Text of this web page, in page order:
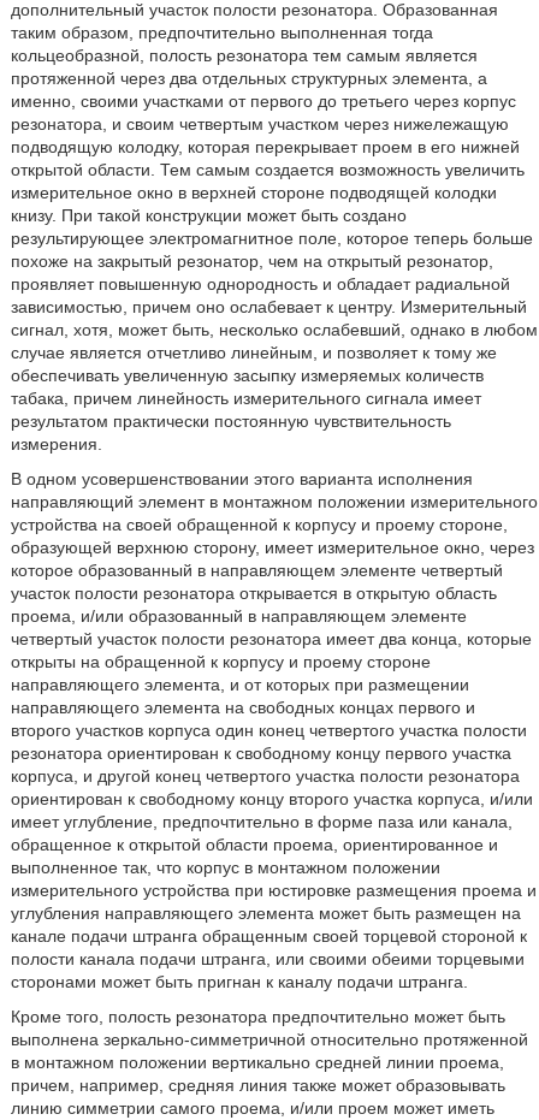
дополнительный участок полости резонатора. Образованная
таким образом, предпочтительно выполненная тогда
кольцеобразной, полость резонатора тем самым является
протяженной через два отдельных структурных элемента, а
именно, своими участками от первого до третьего через корпус
резонатора, и своим четвертым участком через нижележащую
подводящую колодку, которая перекрывает проем в его нижней
открытой области. Тем самым создается возможность увеличить
измерительное окно в верхней стороне подводящей колодки
книзу. При такой конструкции может быть создано
результирующее электромагнитное поле, которое теперь больше
похоже на закрытый резонатор, чем на открытый резонатор,
проявляет повышенную однородность и обладает радиальной
зависимостью, причем оно ослабевает к центру. Измерительный
сигнал, хотя, может быть, несколько ослабевший, однако в любом
случае является отчетливо линейным, и позволяет к тому же
обеспечивать увеличенную засыпку измеряемых количеств
табака, причем линейность измерительного сигнала имеет
результатом практически постоянную чувствительность
измерения.
В одном усовершенствовании этого варианта исполнения
направляющий элемент в монтажном положении измерительного
устройства на своей обращенной к корпусу и проему стороне,
образующей верхнюю сторону, имеет измерительное окно, через
которое образованный в направляющем элементе четвертый
участок полости резонатора открывается в открытую область
проема, и/или образованный в направляющем элементе
четвертый участок полости резонатора имеет два конца, которые
открыты на обращенной к корпусу и проему стороне
направляющего элемента, и от которых при размещении
направляющего элемента на свободных концах первого и
второго участков корпуса один конец четвертого участка полости
резонатора ориентирован к свободному концу первого участка
корпуса, и другой конец четвертого участка полости резонатора
ориентирован к свободному концу второго участка корпуса, и/или
имеет углубление, предпочтительно в форме паза или канала,
обращенное к открытой области проема, ориентированное и
выполненное так, что корпус в монтажном положении
измерительного устройства при юстировке размещения проема и
углубления направляющего элемента может быть размещен на
канале подачи штранга обращенным своей торцевой стороной к
полости канала подачи штранга, или своими обеими торцевыми
сторонами может быть пригнан к каналу подачи штранга.
Кроме того, полость резонатора предпочтительно может быть
выполнена зеркально-симметричной относительно протяженной
в монтажном положении вертикально средней линии проема,
причем, например, средняя линия также может образовывать
линию симметрии самого проема, и/или проем может иметь